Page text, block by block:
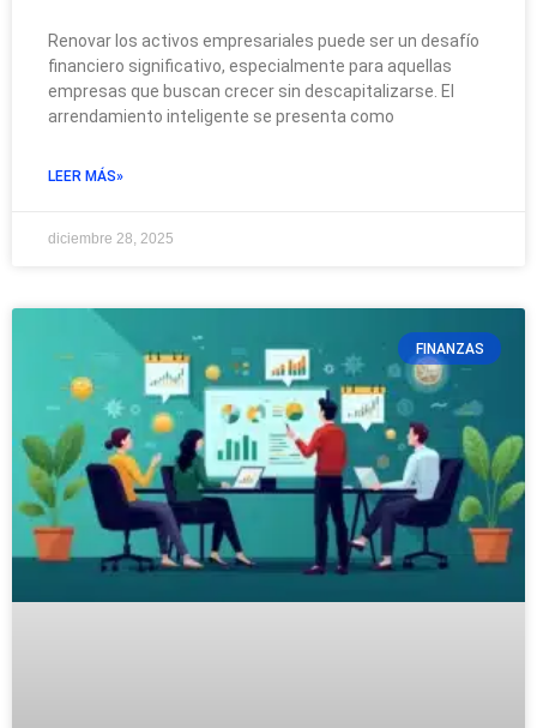
Renovar los activos empresariales puede ser un desafío
financiero significativo, especialmente para aquellas
empresas que buscan crecer sin descapitalizarse. El
arrendamiento inteligente se presenta como
LEER MÁS»
diciembre 28, 2025
FINANZAS